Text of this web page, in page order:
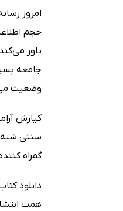
امروز
حجم
باور
جامعه
وضعیت
کیارش
سنتی شبه
گمراه
دانلود
همت